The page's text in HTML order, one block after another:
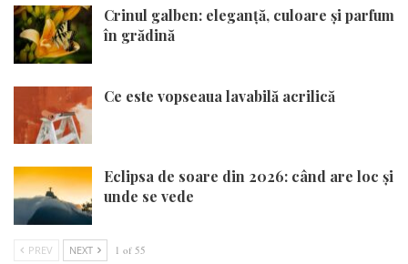
Crinul galben: eleganță, culoare și parfum
în grădină
Ce este vopseaua lavabilă acrilică
Eclipsa de soare din 2026: când are loc și
unde se vede
PREV NEXT 1 of 55